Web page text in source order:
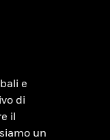
e
di
il
un